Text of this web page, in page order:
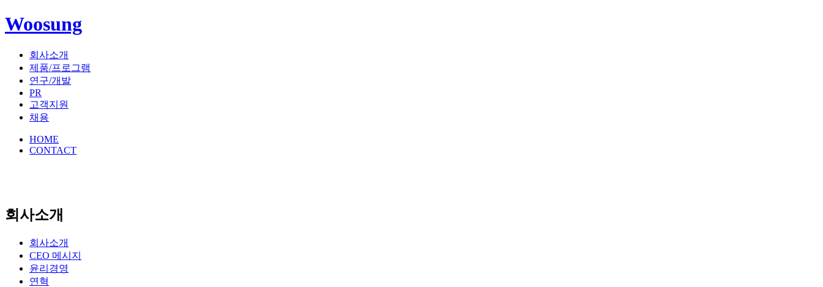
Woosung
회사소개
제품/프로그램
연구/개발
PR
고객지원
채용
HOME
CONTACT
회사소개
회사소개
CEO 메시지
윤리경영
연혁